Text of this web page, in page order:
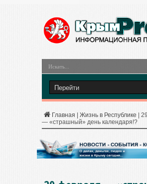
Главная Жизнь в Республике
— «страшный» день календаря!?